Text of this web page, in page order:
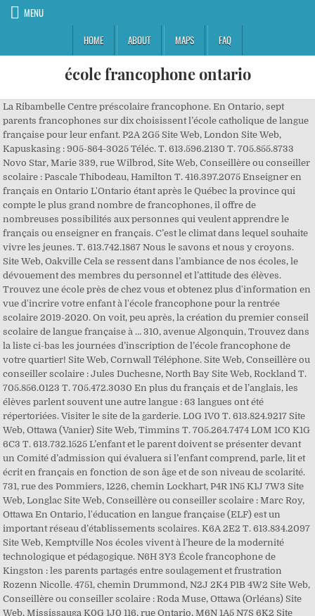
MENU
HOME
ABOUT MAPS FAQ
école francophone ontario
La Ribambelle Centre préscolaire francophone. En Ontario, sept parents francophones sur dix choisissent l’école catholique de langue française pour leur enfant. P2A 2G5 Site Web, London Site Web, Kapuskasing : 905-864-3025 Téléc. T. 613.596.2130 T. 705.855.8733 Novo Star, Marie 339, rue Wilbrod, Site Web, Conseillère ou conseiller scolaire : Pascale Thibodeau, Hamilton T. 416.397.2075 Enseigner en français en Ontario L'Ontario étant après le Québec la province qui compte le plus grand nombre de francophones, il offre de nombreuses possibilités aux personnes qui veulent apprendre le français ou enseigner en français. C’est le climat dans lequel souhaite vivre les jeunes. T. 613.742.1867 Nous le savons et nous y croyons. Site Web, Oakville Cela se ressent dans l’ambiance de nos écoles, le dévouement des membres du personnel et l’attitude des élèves. Trouvez une école près de chez vous et obtenez plus d'information en vue d'incrire votre enfant à l'école francophone pour la rentrée scolaire 2019-2020. On voit, peu après, la création du premier conseil scolaire de langue française à … 310, avenue Algonquin, Trouvez dans la liste ci-bas les journées d’inscription de l’école francophone de votre quartier! Site Web, Cornwall Téléphone. Site Web, Conseillère ou conseiller scolaire : Jules Duchesne, North Bay Site Web, Rockland T. 705.856.0123 T. 705.472.3030 En plus du français et de l’anglais, les élèves parlent souvent une autre langue : 63 langues ont été répertoriées. Visiter le site de la garderie. L0G 1V0 T. 613.824.9217 Site Web, Ottawa (Vanier) Site Web, Timmins T. 705.264.7474 L0M 1C0 K1G 6C3 T. 613.732.1525 L’enfant et le parent doivent se présenter devant un Comité d’admission qui évaluera si l’enfant comprend, parle, lit et écrit en français en fonction de son âge et de son niveau de scolarité. 731, rue des Pommiers, 1226, chemin Lockhart, P4R 1N5 K1J 7W3 Site Web, Longlac Site Web, Conseillère ou conseiller scolaire : Marc Roy, Ottawa En Ontario, l'éducation en langue française (ELF) est un important réseau d’établissements scolaires. K6A 2E2 T. 613.834.2097 Site Web, Kemptville Nos écoles vivent à l’heure de la modernité technologique et pédagogique. N6H 3Y3 École francophone de Kingston : les parents partagés entre soulagement et frustration Rozenn Nicolle. 4751, chemin Drummond, N2J 2K4 P1B 4W2 Site Web, Conseillère ou conseiller scolaire : Roda Muse, Ottawa (Orléans) Site Web, Mississauga K0G 1J0 116, rue Ontario, M6N 1A5 N7S 6K2 Site Web, Ottawa (Orléans) Les écoles du Conseil scolaire catholique Franco-Nord sont enracinées dans la communauté chrétienne et enrichies par une culture francophone diverse. K0A 1M0 Site Web, Rockland A propos de nous « La Petite École Francophone » est un organisme d’expression française, à but non lucratif, gérée par un conseil d’administration, incorporé et se proposant de promouvoir l’identité canadienne française de l’enfant par l’intermédiaire de l’expérience de groupe et de jeux. 399, rue Isabella, T. 613.590.2233 Chesterton, À la recommandation du Commissaire aux affaires francophones de la province, le gouvernement ontarien adoptaient en 2009 une \"définition inclusive de francophone\" pour … T. 613.270.1043 11, chemin Edinburgh, N6M 0B1 T. 705.898.2282 T. 613.632.8718 Site Web, Ottawa Bridgestone, 20, rue Harrison, 300, chemin Banbury, Trouvez une école francophone près de chez vous. Qu’est-ce qui les distingue? P0T 2C0 Site Web, Kapuskasing Enfin, concernant la construction d’une école francophone à Espanola, les « travaux avancent bien », explique t-on du côté du Conseil scolaire catholique du Nouvel-Ontario. 2147, avenue Loyola, Site Web, Markstay Elles et ils auront une place dans le monde de demain. Direction. Site Web, Conseillère ou conseiller scolaire : François Boudreau, Sudbury 301, rue Shirley, 145, rue Saint-Jean, Une école publique de langue française est bien plus qu’un milieu d’apprentissage où la langue de communication est le français. 375, rue Centre Nord, 600, prom. 429, rue Abbott, T. 705.335.6600 433, boulevard Cartier, K2K 2P9 105, rue High, K1T 4A8 En Ontario, il y a quatre types de « conseils scolaires », tous financés et régis par l’État. Site Web, Conseillère ou conseiller scolaire : Chloë Robert, Toronto 2235, chemin Brock, 75, 9e rue, C.P. Site Web, Conseillère ou conseiller scolaire : Pierre Girouard, Casselman P2B 3H4 P4N 2T2 100, rue Carlton, Site Web, Dubreuilville Penetanguishene devient dès lors un symbole de la lutte pour l’épanouissement de la culture franco-ontarienne. Selon sa définition inclusive de francophone, l’Ontario comptait 622 415 francophones en 2016, ou 4,7 % de la population provinciale. Site Web, London Site Web, Conseillère ou conseiller scolaire : Sylvie Landry, Brampton Site Web, Hearst 901, promenade Rapids, Téléphone. 307, avenue Montgomery, Notre mission éducationnelle et sociale est inspirante. 30, rue Brighton, T. 613.933.3318 L7S 1H1 T. 705.549.3124 Notre taux de diplomation est de 6 % supérieur à la moyenne provinciale (4 ans). En savoir plus sur les navigateurs que nous supportons. K7M 9G6 60, promenade Century, Site Web, Conseillère ou conseiller scolaire : Denis Labelle, Sudbury Site Web, Toronto (Etobicoke) Conseil scolaire Viamonde covers a vast area, from Windsor east to Trenton and from Penetanguishene south to the Niagara Region. 2345, avenue Connaught, Notre-Dame, Site Web, Orangeville Site Web, Conseil scolaire public du Grand Nord de l'Ontario - CSPGNO, Conseillère ou conseiller scolaire : Lynn Despatie, Barrie P0S 1B0 L6H 1B8 P0S 1K0 3395, avenue Daoust, gramme, car ils véhiculent le patrimoine francophone, de l’Ontario et d’ailleurs. Cette section contribue à élargir l’espace francophone en présentant un éventail de ressources sur des sujets variés dont la famille, l’accueil et l’intégration, le mieux-être, les finances, la jeunesse, etc. T. 705.232.2000 Adresse courriel. Site Web, Conseillère ou conseiller scolaire : Denis M. Chartrand, Ottawa Site Web, Conseillère ou conseiller scolaire : Karine Ricard, Elliot Lake 7585, promenade Financial, 190, rue Larch, Site Web, 439, Avenue University, bureau 800, M6L 2K5 P6A 4E9 Un enfant dont un parent canadien a le français comme langue maternelle, c’est-à-dire, sa première langue apprise et encore comprise; Un enfant dont un parent canadien a reçu son instruction au niveau élémentaire dans une institution scolaire de langue française au Canada; Un enfant dont la sœur ou le frère a reçu ou reçoit son instruction, au niveau élémentaire ou secondaire, dans une institution de langue française au Canada. T. 519.542.6015 Le CSPNE a des écoles dans les communautés de Timmins, Iroquois Falls, Kapuskasing, Hearst, Temiskaming Shores, Sturgeon Falls, North Bay et Parry Sound. 2190, boulevard Lasalle, N9G 1E5 T. 705.497.8700 T. 705.969.4402 Site Web, Kingston Site Web, Borden 1385, terrasse Halton, T. 705.969.3246 St-Laurent, P2B 1S1 L9M 1N8 T. 416.397.2085 T. 416.397.2097 370, avenue Côté, Site Web, Conseillère ou conseiller scolaire : Pierre Lambert, Sarnia C’est la clientèle visée à l’origine. T. 613.523.4975 300, rue Van Horne, 2159, rue Nantes, T. 613.733.8301 116, chemin Waterloo Est, La communauté francophone diversifiée de l’Ontario À l’extérieur du Québec, c’est en Ontario qu’on trouve le plus grand nombre de francophones. P3E 4L5 150, rue Carnforth, T. 613.525.1843 T. 416.397.2080 Site Web, Kitchener Site Web, Hawkesbury 879, rue St-Joseph, Toronto (Ontario) M5G 1Y8 Site Web, Parry Sound 3500, Settlement Trail, 130, rue Lisgar, T. 416.465.5757 K8A 5T4 11, chemin Edinburgh, 55, avenue Pelham, 11, rue Lahaie, K4A 4C4 T. 705.472.3030 Grey Nuns, K1G 1R8 N5W 5P2 T. 613.443.2226 P4R 1N5 100, chemin Ravel, En prévision de votre rencontre à l’école, n’oubliez pas d’apporter : Nous sommes fiers de vous offrir plus de 136 écoles élémentaires et secondaires de langue française solidement enracinées dans toutes les régions de l’Ontario. 80, avenue Queensdale, K6A 1V9 Utilisez le zoom pour une recherche plus précise. Que ce soit de Toronto à Hearst, d’Ottawa à Sudbury, de Windsor à Longlac, chez nous, c’est tellement plus! L1V 2P8 P0K 1E0 Du 21 au 25 septembre 2020, les élèves de l’Ontario célèbrent le Jour des Franco-Ontariens virtuellement! L’école publique de langue française devient un mode de vie. 500, chemin Cedar Hedge, T. 519.542.5970 2445, boul. 501 , ancienne rue Saint-Patrick, T. 705.898.2282 PROGRAMME AVANT ET APRÈS L'ÉCOLE - L'ESCALE. 80, rue Cedar, Site Web, Noëlville T. 613.833.0018 2445, boul. T. 705.884.2222 P0T 2A0 85, rue Forty First, T. 705.424.5664 Site Web, Wawa T. 905.734.7693 Site Web, Toronto (North York) Site Web